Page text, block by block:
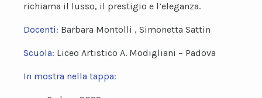
richiama il lusso, il prestigio e l’eleganza.
Docenti: Barbara Montolli , Simonetta Sattin
Scuola: Liceo Artistico A. Modigliani – Padova
In mostra nella tappa: